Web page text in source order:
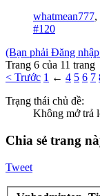
whatmean777,
#120
(Bạn phải Đăng
Trang 6 của 11 trang
< Trước 1 ← 4 5 6 7
Trạng thái chủ đề:
Không mở trả
Chia sẻ trang
Tweet